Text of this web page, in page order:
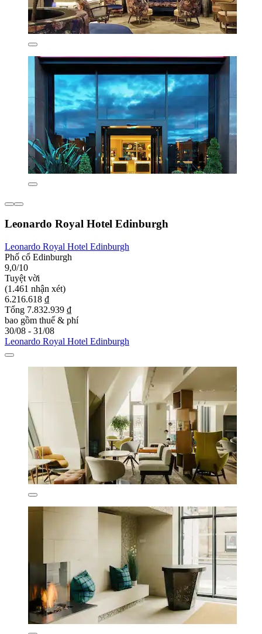
Leonardo Royal Hotel Edinburgh
Leonardo Royal Hotel Edinburgh
Phố cổ Edinburgh
9,0/10
Tuyệt vời
(1.461 nhận xét)
6.216.618 ₫
Tổng 7.832.939 ₫
bao gồm thuế & phí
30/08 - 31/08
Leonardo Royal Hotel Edinburgh